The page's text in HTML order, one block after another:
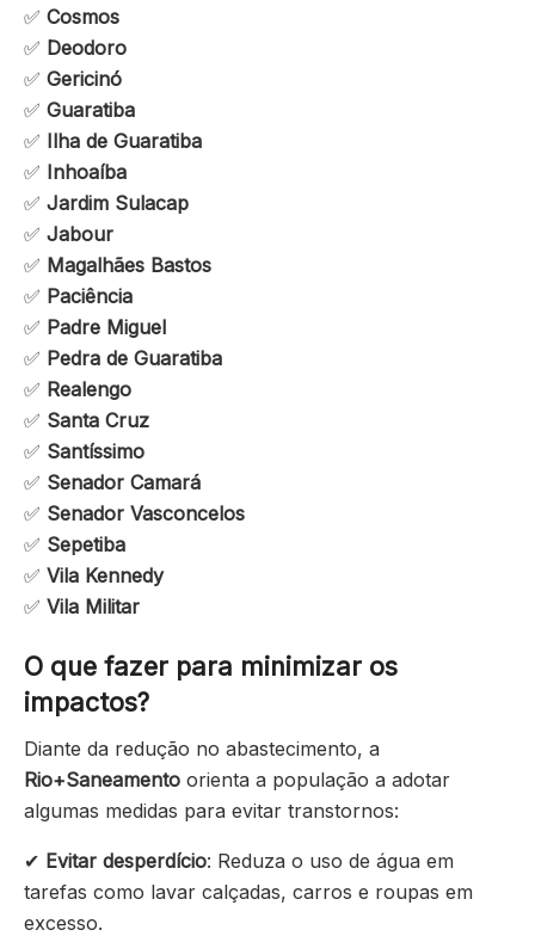
✅ Cosmos
✅ Deodoro
✅ Gericinó
✅ Guaratiba
✅ Ilha de Guaratiba
✅ Inhoaíba
✅ Jardim Sulacap
✅ Jabour
✅ Magalhães Bastos
✅ Paciência
✅ Padre Miguel
✅ Pedra de Guaratiba
✅ Realengo
✅ Santa Cruz
✅ Santíssimo
✅ Senador Camará
✅ Senador Vasconcelos
✅ Sepetiba
✅ Vila Kennedy
✅ Vila Militar
O que fazer para minimizar os
impactos?
Diante da redução no abastecimento, a
Rio+Saneamento orienta a população a adotar
algumas medidas para evitar transtornos:
✔ Evitar desperdício: Reduza o uso de água em
tarefas como lavar calçadas, carros e roupas em
excesso.